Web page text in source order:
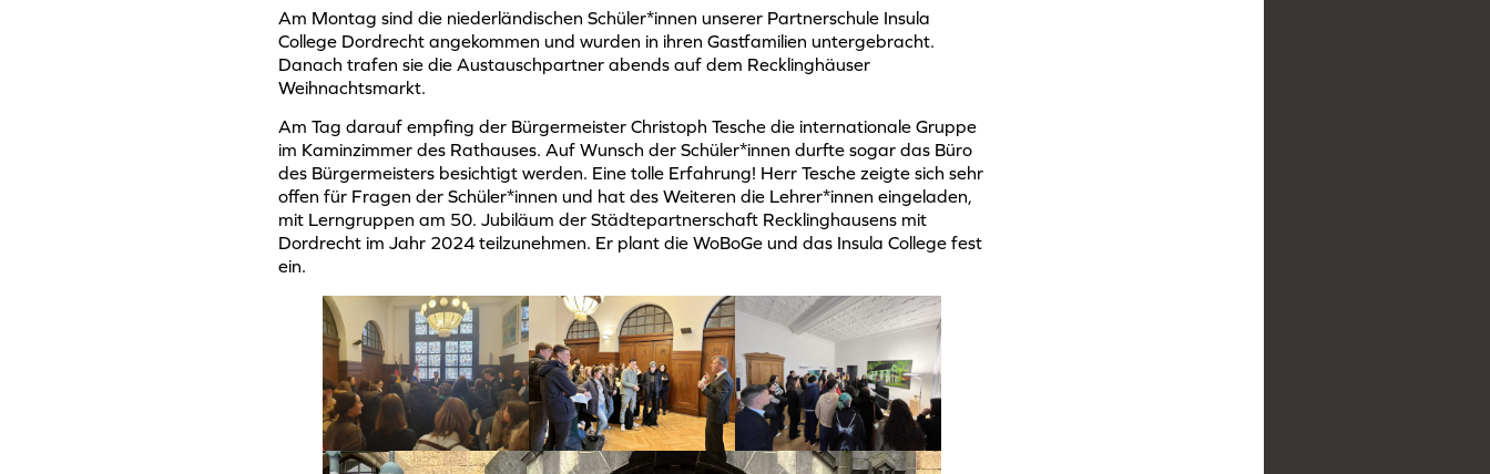
Am Montag sind die niederländischen Schüler*innen unserer Partnerschule Insula
College Dordrecht angekommen und wurden in ihren Gastfamilien untergebracht.
Danach trafen sie die Austauschpartner abends auf dem Recklinghäuser
Weihnachtsmarkt.
Am Tag darauf empfing der Bürgermeister Christoph Tesche die internationale Gruppe
im Kaminzimmer des Rathauses. Auf Wunsch der Schüler*innen durfte sogar das Büro
des Bürgermeisters besichtigt werden. Eine tolle Erfahrung! Herr Tesche zeigte sich sehr
offen für Fragen der Schüler*innen und hat des Weiteren die Lehrer*innen eingeladen,
mit Lerngruppen am 50. Jubiläum der Städtepartnerschaft Recklinghausens mit
Dordrecht im Jahr 2024 teilzunehmen. Er plant die WoBoGe und das Insula College fest
ein.